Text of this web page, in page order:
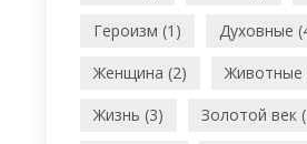
Героизм (1)
Духовные
Женщина (2)
Животные
Жизнь (3)
Золотой век